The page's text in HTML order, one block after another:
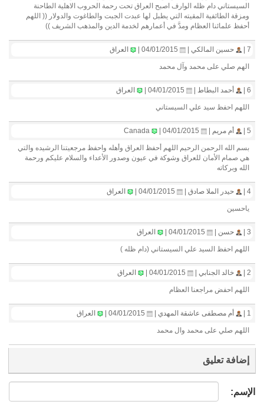
السيستاني دام ظله الوارف اصبح العراق تحت رحمة الحروب الاهلية الطاحنة
ومزقة الطائفية المقيته التي يطبل لها عبدت الجبت والطاغوت والدولار (( اللهم
أحفظ علمائنا العظام ومدَّ في أعمارهم لخدمة الدين والمذهب الشريف ))
7 | حسين المالكي | العراق
الهم صلي على محمد وآل محمد
6 | أحمد البطاط | العراق
اللهم احفظ سيد علي السيستاني
5 | أم مريم |
بسم الله الرحمن الرحيم اللهم أحفظ العراق وأهله واحفظ مرجعيتنا الرشيده والتي
هي صمام الأمان للعراق وشوكة في عيون وصدور الأعداء والسلام عليكم ورحمة
الله وبركاته
4 | حيدر الملا صادق | العراق
ياحسين
3 | حسن | العراق
اللهم احفظ السيد علي السيستاني (دام ظله )
2 | خالد الجنابي | العراق
اللهم احفض مراجعنا العظام
1 | أم مصطفى عاشقة المهدي | العراق
اللهم صلي على محمد وال محمد
إضافة تعليق
الإسم: